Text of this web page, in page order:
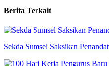
Berita Terkait
Sekda Sumsel Saksikan